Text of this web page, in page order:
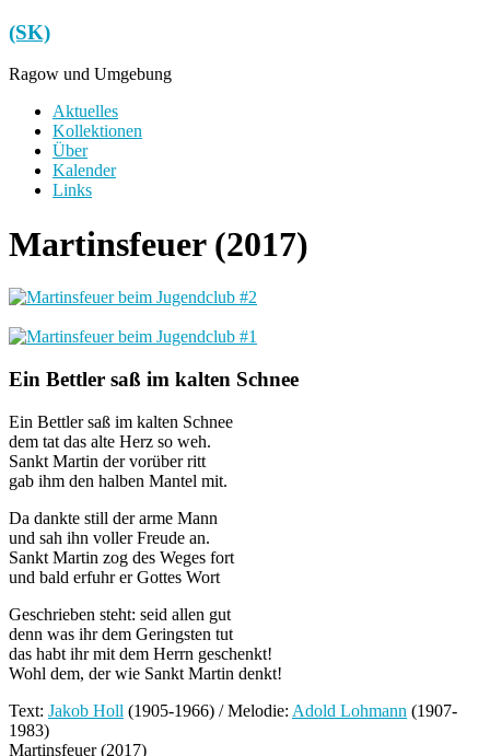
Zum
Inhalt
springen
(SK)
Ragow und Umgebung
Menü
Aktuelles
Kollektionen
Über
Kalender
Links
Martinsfeuer (2017)
Ein Bettler saß im kalten Schnee
Ein Bettler saß im kalten Schnee
dem tat das alte Herz so weh.
Sankt Martin der vorüber ritt
gab ihm den halben Mantel mit.
Da dankte still der arme Mann
und sah ihn voller Freude an.
Sankt Martin zog des Weges fort
und bald erfuhr er Gottes Wort
Geschrieben steht: seid allen gut
denn was ihr dem Geringsten tut
das habt ihr mit dem Herrn geschenkt!
Wohl dem, der wie Sankt Martin denkt!
Text: Jakob Holl (1905-1966) / Melodie: Adold Lohmann (1907-
1983)
Martinsfeuer (2017)